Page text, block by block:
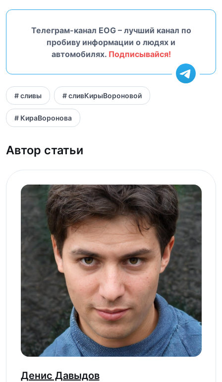
Телеграм-канал EOG – лучший канал по
пробиву информации о людях и
автомобилях. Подписывайся!
# сливы # сливКирыВороновой
# КираВоронова
Автор статьи
Денис Давыдов